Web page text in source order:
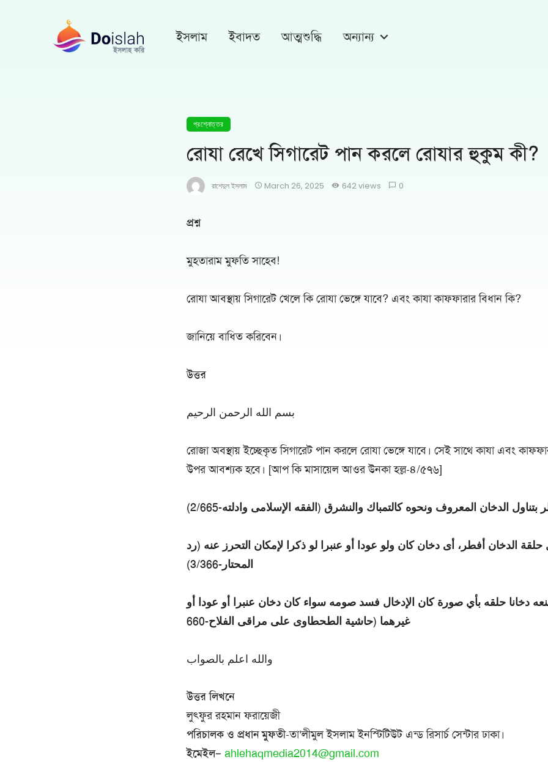
ইসলাম ইবাদত আত্মশুদ্ধি অন্যান্য
প্রশ্নোত্তর
রোযা রেখে সিগারেট পান করলে রোযার হুকুম কী?
রাশেদুল ইসলাম March 26, 2025 642 views 0
প্রশ্ন
মুহতারাম মুফতি সাহেব!
রোযা আবস্থায় সিগারেট খেলে কি রোযা ভেঙ্গে যাবে? এবং কাযা কাফ্ফারার বিধান কি?
জানিয়ে বাধিত করিবেন।
উত্তর
بسم الله الرحمن الرحيم
রোজা অবস্থায় ইচ্ছেকৃত সিগারেট পান করলে রোযা ভেঙ্গে যাবে। সেই সাথে কাযা এবং
উপর আবশ্যক হবে। [আপ কি মাসায়েল আওর উনকা হল্ল-৪/৫৭৬]
بتناول الدخان المعروف ونحوه كالتمباك والنشرق (الفقه الإسلامى وادلته-2/665)
حلقة الدخان أفطر، أى دخان كان ولو عودا أو عنبرا لو ذكرا لإمكان التحرز عنه (رد
المحتار-3/366)
دخانا حلقه بأي صورة كان الإدخال فسد صومه سواء كان دخان عنبرا أو عودا أو
غيرهما (حاشية الطحطاوى على مراقى الفلاح-660
والله اعلم بالصواب
উত্তর লিখনে
লুৎফুর রহমান ফরায়েজী
পরিচালক ও প্রধান মুফতী-তা’লীমুল ইসলাম ইনস্টিটিউট এন্ড রিসার্চ সেন্টার ঢাকা।
ইমেইল– ahlehaqmedia2014@gmail.com